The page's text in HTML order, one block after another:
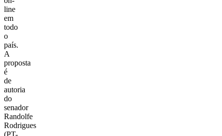
line
em
todo
o
país.
A
proposta
é
de
autoria
do
senador
Randolfe
Rodrigues
(PT-